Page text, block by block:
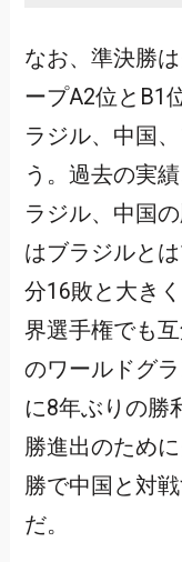
なお、準決勝
ープA2位とB1
ラジル、中国
う。過去の実
ラジル、中国
はブラジルと
分16敗と大き
界選手権でも
のワールドグ
に8年ぶりの勝
勝進出のため
勝で中国と対
だ。